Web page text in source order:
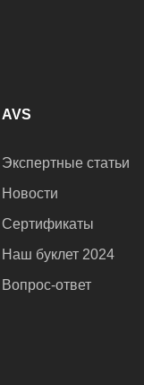
AVS
Экспертные статьи
Новости
Сертификаты
Наш буклет 2024
Вопрос-ответ